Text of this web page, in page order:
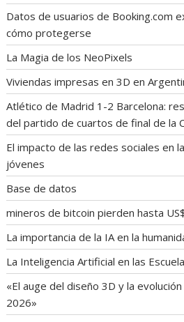
Datos de usuarios de Booking.com
cómo protegerse
La Magia de los NeoPixels
Viviendas impresas en 3D en
Atlético de Madrid 1-2 Barcelona:
del partido de cuartos de final de la
El impacto de las redes sociales en
jóvenes
Base de datos
mineros de bitcoin pierden hasta
La importancia de la IA en la
La Inteligencia Artificial en las
«El auge del diseño 3D y la
2026»